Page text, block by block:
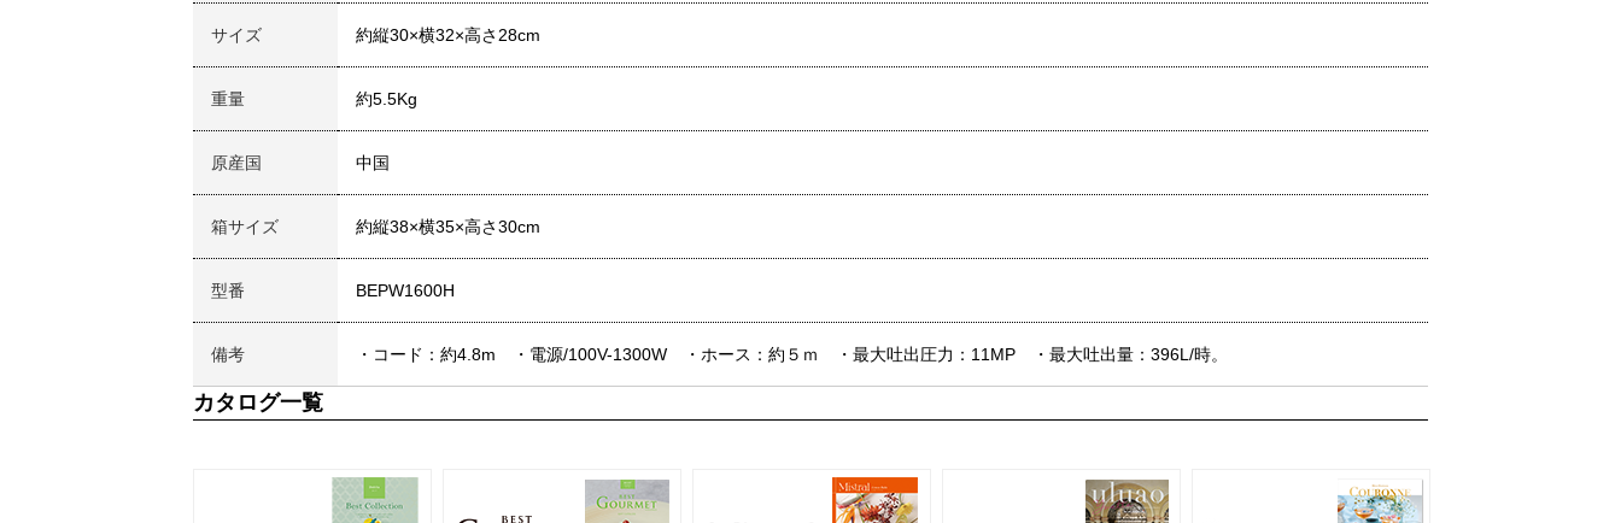
サイズ 約縦30×横32×高さ28cm
重量 約5.5Kg
原産国 中国
箱サイズ 約縦38×横35×高さ30cm
型番 BEPW1600H
備考 ・コード：約4.8m ・電源/100V-1300W ・ホース：約５ｍ ・最大吐出圧力：11MP ・最大吐出量：396L/時。
カタログ一覧